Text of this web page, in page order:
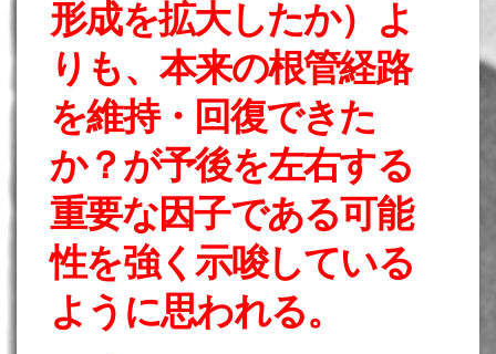
形成を拡大したか）よ
りも、本来の根管経路
を維持・回復できた
か？が予後を左右する
重要な因子である可能
性を強く示唆している
ように思われる。